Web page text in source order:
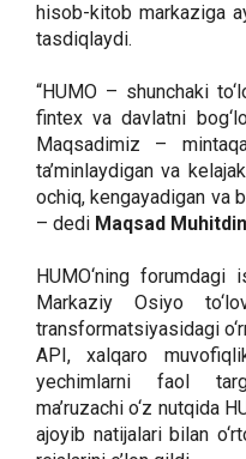
hisob-kitob markaziga
tasdiqlaydi.
“HUMO – shunchaki
fintex va davlatni
Maqsadimiz –
ta’minlaydigan va
ochiq, kengayadigan va
– dedi Maqsad
HUMO‘ning
Markaziy Osiyo
transformatsiyasidagi
API, xalqaro
yechimlarni faol
ma’ruzachi o‘z nutqida
ajoyib natijalari bilan